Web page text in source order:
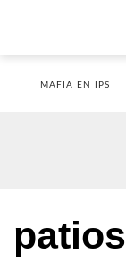
MAFIA EN IPS
patios